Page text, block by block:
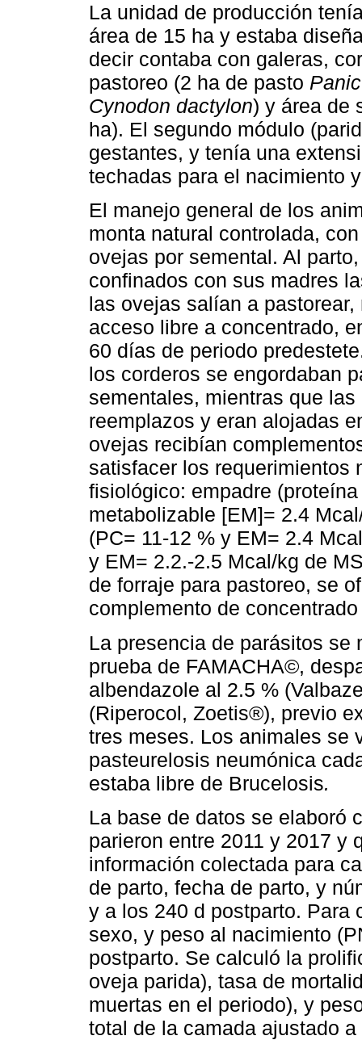
La unidad de producción
área de 15 ha y estaba
decir contaba con galeras,
pastoreo (2 ha de pasto
Cynodon dactylon) y área de
ha). El segundo módulo
gestantes, y tenía una
techadas para el nacimiento
El manejo general de los
monta natural controlada,
ovejas por semental. Al
confinados con sus madres
las ovejas salían a
acceso libre a concentrado,
60 días de periodo
los corderos se engordaban
sementales, mientras que
reemplazos y eran alojadas
ovejas recibían
satisfacer los requerimientos
fisiológico: empadre
metabolizable [EM]= 2.4
(PC= 11-12 % y EM= 2.4
y EM= 2.2.-2.5 Mcal/kg de
de forraje para pastoreo, se
complemento de
La presencia de parásitos se
prueba de FAMACHA©,
albendazole al 2.5 %
(Riperocol, Zoetis®), previo
tres meses. Los animales se
pasteurelosis neumónica
estaba libre de Brucelosis.
La base de datos se elaboró
parieron entre 2011 y 2017 y
información colectada para
de parto, fecha de parto, y
y a los 240 d postparto. Para
sexo, y peso al nacimiento
postparto. Se calculó la
oveja parida), tasa de
muertas en el periodo), y
total de la camada ajustado